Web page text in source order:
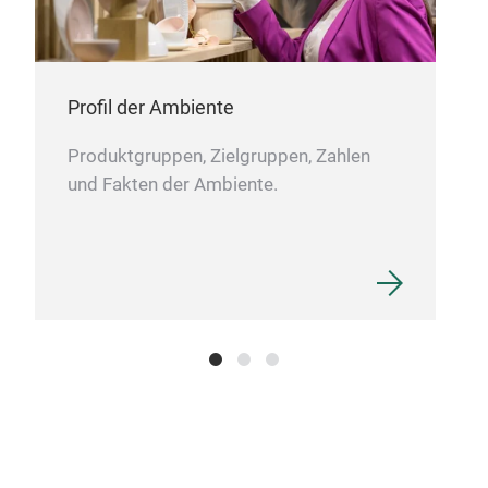
Profil der Ambiente
Produktgruppen, Zielgruppen, Zahlen
und Fakten der Ambiente.